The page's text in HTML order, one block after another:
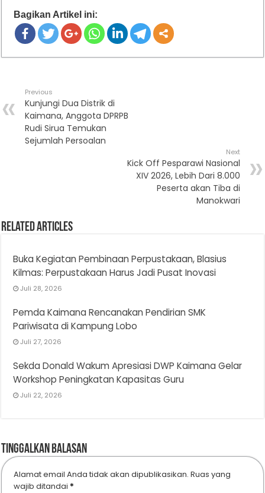
Bagikan Artikel ini:
Previous
Kunjungi Dua Distrik di
Kaimana, Anggota DPRPB
Rudi Sirua Temukan
Sejumlah Persoalan
Next
Kick Off Pesparawi Nasional
XIV 2026, Lebih Dari 8.000
Peserta akan Tiba di
Manokwari
Related Articles
Buka Kegiatan Pembinaan Perpustakaan, Blasius
Kilmas: Perpustakaan Harus Jadi Pusat Inovasi
Juli 28, 2026
Pemda Kaimana Rencanakan Pendirian SMK
Pariwisata di Kampung Lobo
Juli 27, 2026
Sekda Donald Wakum Apresiasi DWP Kaimana Gelar
Workshop Peningkatan Kapasitas Guru
Juli 22, 2026
Tinggalkan Balasan
Alamat email Anda tidak akan dipublikasikan. Ruas yang
wajib ditandai *